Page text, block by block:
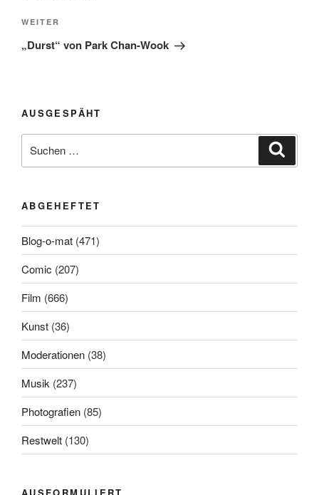
Nächster
Beitrag
WEITER
„Durst“ von Park Chan-Wook
AUSGESPÄHT
nach:
ABGEHEFTET
Blog-o-mat (471)
Comic (207)
Film (666)
Kunst (36)
Moderationen (38)
Musik (237)
Photografien (85)
Restwelt (130)